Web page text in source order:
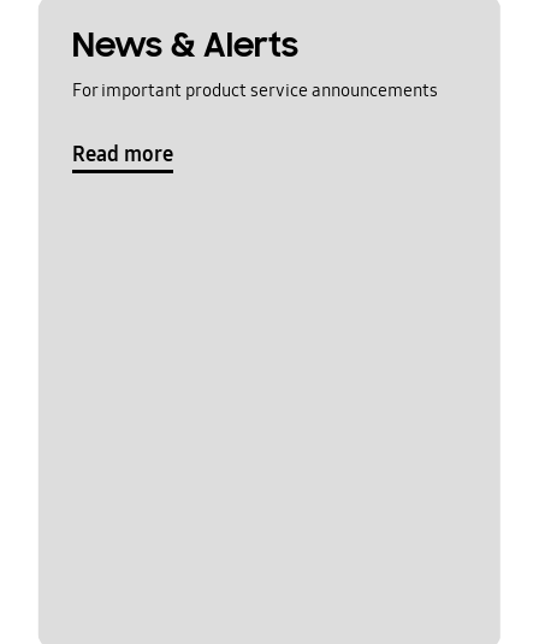
News & Alerts
For important product service announcements
Read more